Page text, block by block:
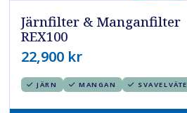
Järnfilter & Manganfilter
REX100
22,900 kr
JÄRN MANGAN SVAVELVÄTE